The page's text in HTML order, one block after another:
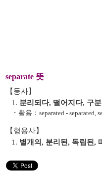
separate 뜻
【동사】
1. 분리되다, 떨어지다, 구
・활용： separated - separated,
【형용사】
1. 별개의, 분리된, 독립된,